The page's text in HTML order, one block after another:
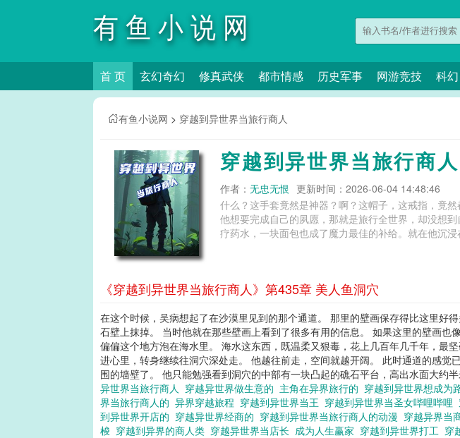
有鱼小说网
首 页 玄幻奇幻 修真武侠 都市情感 历史军事 网游竞技 科
有鱼小说网 > 穿越到异世界当旅行商人
穿越到异世界当旅行商人
作者： 无忠无恨 更新时间：2026-06-04 14:48:46
什么？这手套竟然是神器？啊？这帽子，这戒指，竟
他想要完成自己的夙愿，那就是旅行全世界，却没想
疗药水，一块面包也成了魔力最佳的补给。就在他沉
《穿越到异世界当旅行商人》第435章 美人鱼洞穴
在这个时候，吴病想起了在沙漠里见到的那个通道。 那里的壁画保存得比这里好
石壁上抹掉。 当时他就在那些壁画上看到了很多有用的信息。 如果这里的壁画
偏偏这个地方泡在海水里。 海水这东西，既温柔又狠毒，花上几百年几千年，最
进心里，转身继续往洞穴深处走。 他越往前走，空间就越开阔。 此时通道的感
围的墙壁了。 他只能勉强看到洞穴的中部有一块凸起的礁石平台，高出水面大约
异世界当旅行商人 穿越异世界做生意的 主角在异界旅行的 穿越到异世界想成为
界当旅行商人的 异界穿越旅程 穿越到异世界当王 穿越到异世界当圣女哔哩哔哩
到异世界开店的 穿越异世界经商的 穿越到异世界当旅行商人的动漫 穿越异界当
梭 穿越到异界的商人类 穿越异世界当店长 成为人生赢家 穿越到异世界打工 穿